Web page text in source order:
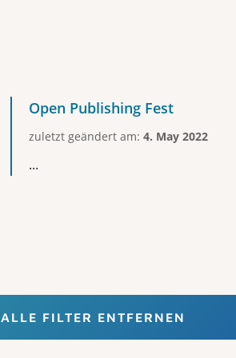
Open Publishing Fest
zuletzt geändert am: 4. May 2022
...
ALLE FILTER ENTFERNEN